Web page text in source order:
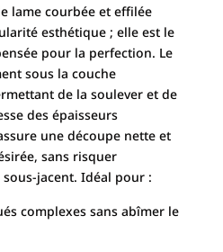
lame courbée et effilée
esthétique ; elle est le
pour la perfection. Le
sous la couche
de la soulever et de
des épaisseurs
une découpe nette et
sans risquer
jacent. Idéal pour :
complexes sans abîmer le